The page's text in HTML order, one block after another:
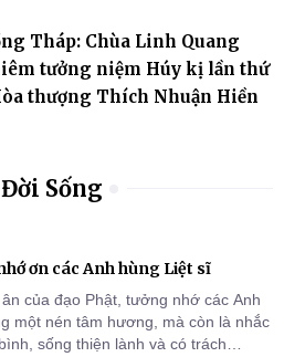
Tháp: Chùa Linh Quang
tưởng niệm Húy kị lần thứ
thượng Thích Nhuận Hiền
Sống
ơn các Anh hùng Liệt sĩ
của đạo Phật, tưởng nhớ các Anh
một nén tâm hương, mà còn là nhắc
sống thiện lành và có trách